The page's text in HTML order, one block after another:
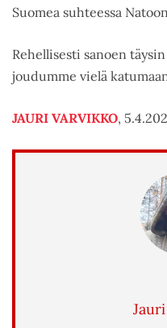
Suomea suhteessa
Rehellisesti sanoen
joudumme vielä
JAURI VARVIKKO,